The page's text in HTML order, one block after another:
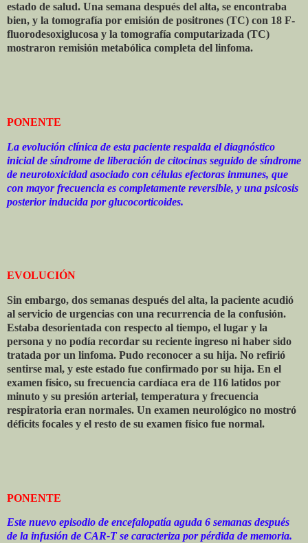
estado de salud. Una semana después del alta, se encontraba
bien, y la tomografía por emisión de positrones (TC) con 18 F-
fluorodesoxiglucosa y la tomografía computarizada (TC)
mostraron remisión metabólica completa del linfoma.
PONENTE
La evolución clínica de esta paciente respalda el diagnóstico
inicial de síndrome de liberación de citocinas seguido de síndrome
de neurotoxicidad asociado con células efectoras inmunes, que
con mayor frecuencia es completamente reversible, y una psicosis
posterior inducida por glucocorticoides.
EVOLUCIÓN
Sin embargo, dos semanas después del alta, la paciente acudió
al servicio de urgencias con una recurrencia de la confusión.
Estaba desorientada con respecto al tiempo, el lugar y la
persona y no podía recordar su reciente ingreso ni haber sido
tratada por un linfoma. Pudo reconocer a su hija. No refirió
sentirse mal, y este estado fue confirmado por su hija. En el
examen físico, su frecuencia cardíaca era de 116 latidos por
minuto y su presión arterial, temperatura y frecuencia
respiratoria eran normales. Un examen neurológico no mostró
déficits focales y el resto de su examen físico fue normal.
PONENTE
Este nuevo episodio de encefalopatía aguda 6 semanas después
de la infusión de CAR-T se caracteriza por pérdida de memoria.